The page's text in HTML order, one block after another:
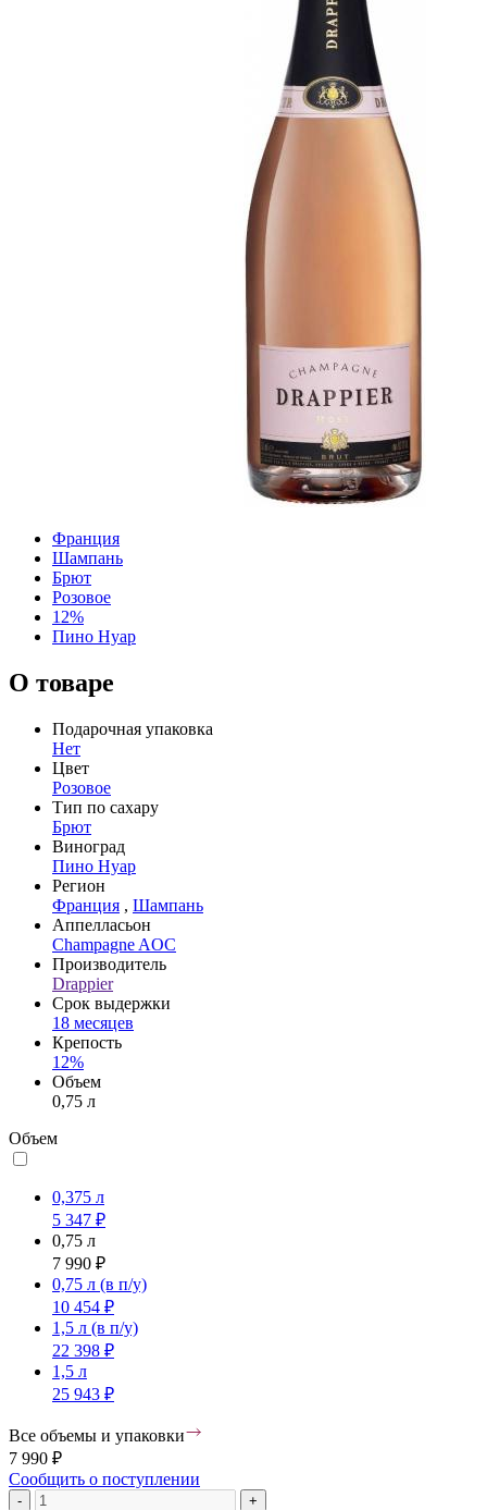
Франция
Шампань
Брют
Розовое
12%
Пино Нуар
О товаре
Подарочная упаковка
Нет
Цвет
Розовое
Тип по сахару
Брют
Виноград
Пино Нуар
Регион
Франция , Шампань
Аппелласьон
Champagne AOC
Производитель
Drappier
Срок выдержки
18 месяцев
Крепость
12%
Объем
0,75 л
Объем
0,375 л
5 347 ₽
0,75 л
7 990 ₽
0,75 л (в п/у)
10 454 ₽
1,5 л (в п/у)
22 398 ₽
1,5 л
25 943 ₽
Все объемы и упаковки
7 990 ₽
Сообщить о поступлении
- +